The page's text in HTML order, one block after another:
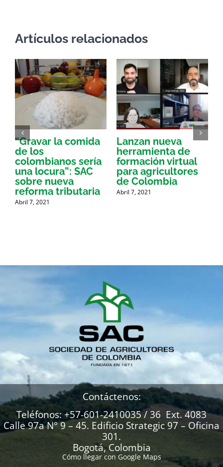
Artículos relacionados
“Gravar la comida
de los
colombianos sería
una locura”: SAC
sobre nueva
reforma tributaria
Abril 7, 2021
Lanzan nueva
herramienta de
formación virtual
para agricultores
de Colombia
Abril 7, 2021
Contáctenos:
Teléfonos: +57-601-2410035 / 36 Ext. 4083
Calle 97a N° 9 – 45. Edificio Strategic 97 – Oficina
301.
Bogotá, Colombia
Cómo llegar con Google Maps